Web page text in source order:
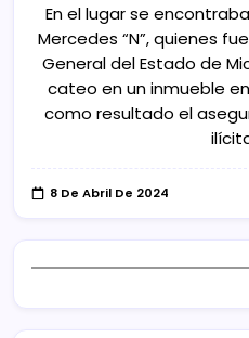
En el lugar se
Mercedes “N”, quienes
General del Estado de
cateo en un inmueble
como resultado el
8 De Abril De 2024